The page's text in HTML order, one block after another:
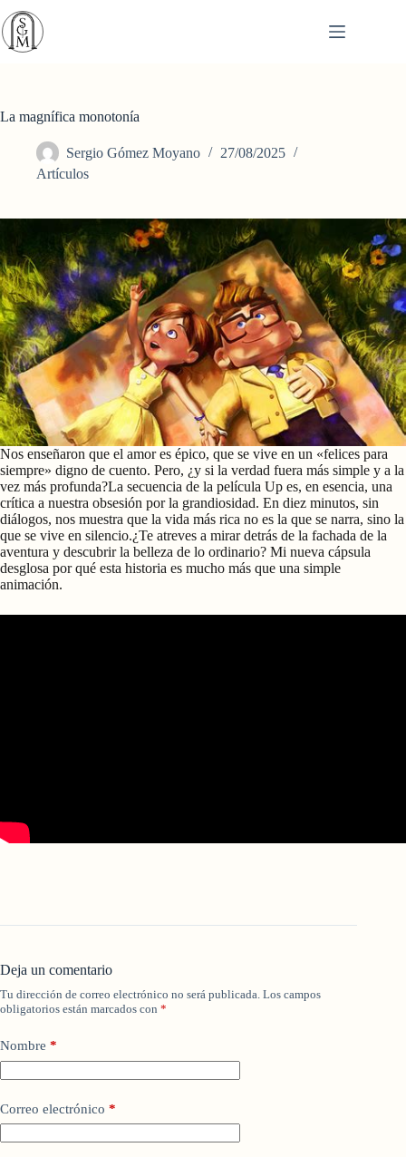
al
contenido
La magnífica monotonía
Sergio Gómez Moyano
27/08/2025
Artículos
Nos enseñaron que el amor es épico, que se vive en un «felices para
siempre» digno de cuento. Pero, ¿y si la verdad fuera más simple y a la
vez más profunda?La secuencia de la película Up es, en esencia, una
crítica a nuestra obsesión por la grandiosidad. En diez minutos, sin
diálogos, nos muestra que la vida más rica no es la que se narra, sino la
que se vive en silencio.¿Te atreves a mirar detrás de la fachada de la
aventura y descubrir la belleza de lo ordinario? Mi nueva cápsula
desglosa por qué esta historia es mucho más que una simple
animación.
Deja un comentario
Tu dirección de correo electrónico no será publicada. Los campos
obligatorios están marcados con *
Nombre *
Correo electrónico *